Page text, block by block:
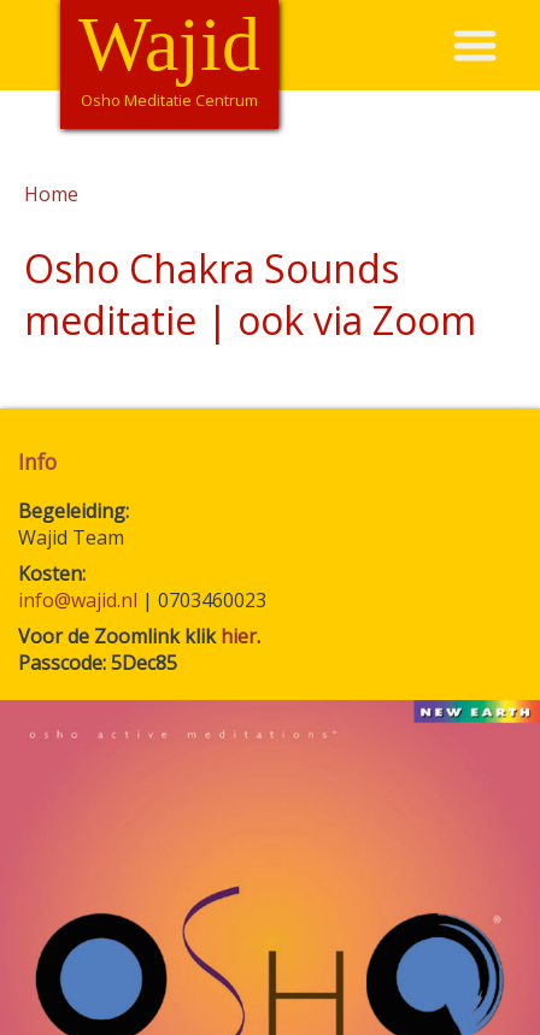
Overslaan
de
HoofdnavigatieWajid
Osho Meditatie Centrum
Home
Osho Chakra Sounds
meditatie | ook via Zoom
Info
Begeleiding
Wajid Team
Kosten
info@wajid.nl | 0703460023
Voor de Zoomlink klikhier.
Passcode: 5Dec85